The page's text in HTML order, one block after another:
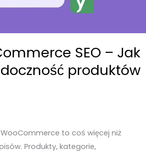
SEO – Jak
produktów
to coś więcej niż
Produkty, kategorie,